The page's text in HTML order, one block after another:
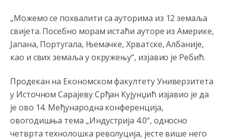
„Можемо се похвалити са ауторима из 12 земаља
свијета. Посебно морам истаћи ауторе из Америке,
Јапана, Португала, Њемачке, Хрватске, Албаније,
као и свих земаља у окружењу“, изјавио је Ребић.
Продекан на Економском факултету Универзитета
у Источном Сарајеву Срђан Кујунџић изјавио је да
је ово 14. Међународна конференција,
овогодишња тема „Индустрија 4.0“, односно
четврта технолошка револуција, јесте више него